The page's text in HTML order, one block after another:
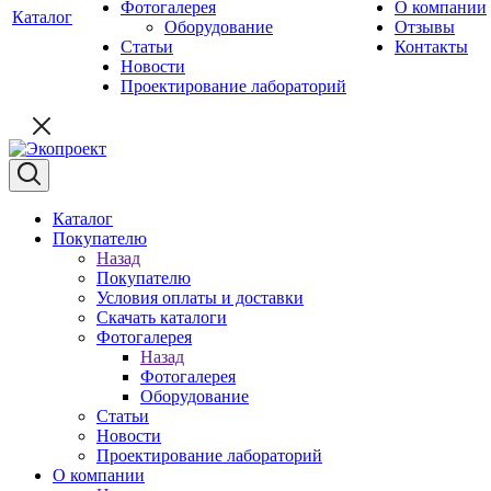
Каталог
Фотогалерея
Оборудование
Статьи
Новости
Проектирование лабораторий
О компании
Отзывы
Контакты
Каталог
Покупателю
Назад
Покупателю
Условия оплаты и доставки
Скачать каталоги
Фотогалерея
Назад
Фотогалерея
Оборудование
Статьи
Новости
Проектирование лабораторий
О компании